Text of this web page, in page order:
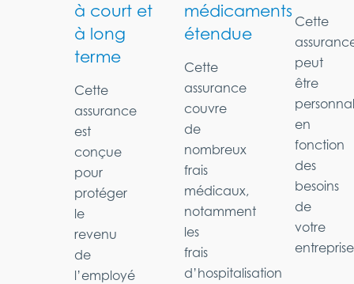
à court et
à long
terme
Cette
assurance
est
conçue
pour
protéger
le
revenu
de
l’employé
médicaments
étendue
Cette
assurance
couvre
de
nombreux
frais
médicaux,
notamment
les
frais
d’hospitalisation
Cette
peut
être
en
fonction
des
besoins
de
votre